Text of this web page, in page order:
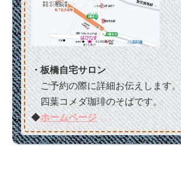
・板橋自宅サロン
ご予約の際に詳細お伝えします。
四葉コメダ珈琲のそばです。
◆ホームページ